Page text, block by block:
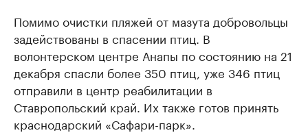
Помимо очистки пляжей от мазута добровольцы
задействованы в спасении птиц. В
волонтерском центре Анапы по состоянию на 21
декабря спасли более 350 птиц, уже 346 птиц
отправили в центр реабилитации в
Ставропольский край. Их также готов принять
краснодарский «Сафари-парк».